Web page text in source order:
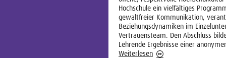
Hochschule ein vielfältiges
gewaltfreier Kommunikation,
Beziehungsdynamiken im
Vertrauensteam. Den Abschluss
Lehrende Ergebnisse einer
Weiterlesen